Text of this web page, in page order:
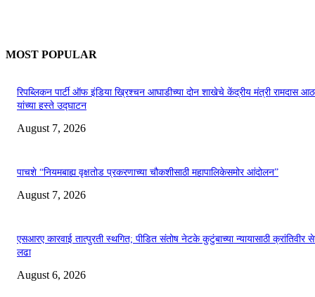
MOST POPULAR
रिपब्लिकन पार्टी ऑफ इंडिया ख्रिश्चन आघाडीच्या दोन शाखेचे केंद्रीय मंत्री रामदास
यांच्या हस्ते उद्घाटन
August 7, 2026
पाचशे “नियमबाह्य वृक्षतोड प्रकरणाच्या चौकशीसाठी महापालिकेसमोर आंदोलन”
August 7, 2026
एसआरए कारवाई तात्पुरती स्थगित; पीडित संतोष नेटके कुटुंबाच्या न्यायासाठी क्रांतिवीर
लढा
August 6, 2026